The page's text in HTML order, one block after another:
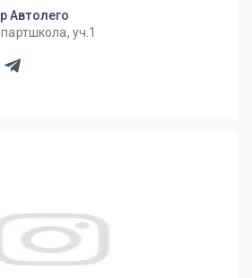
Автолего
уч.1